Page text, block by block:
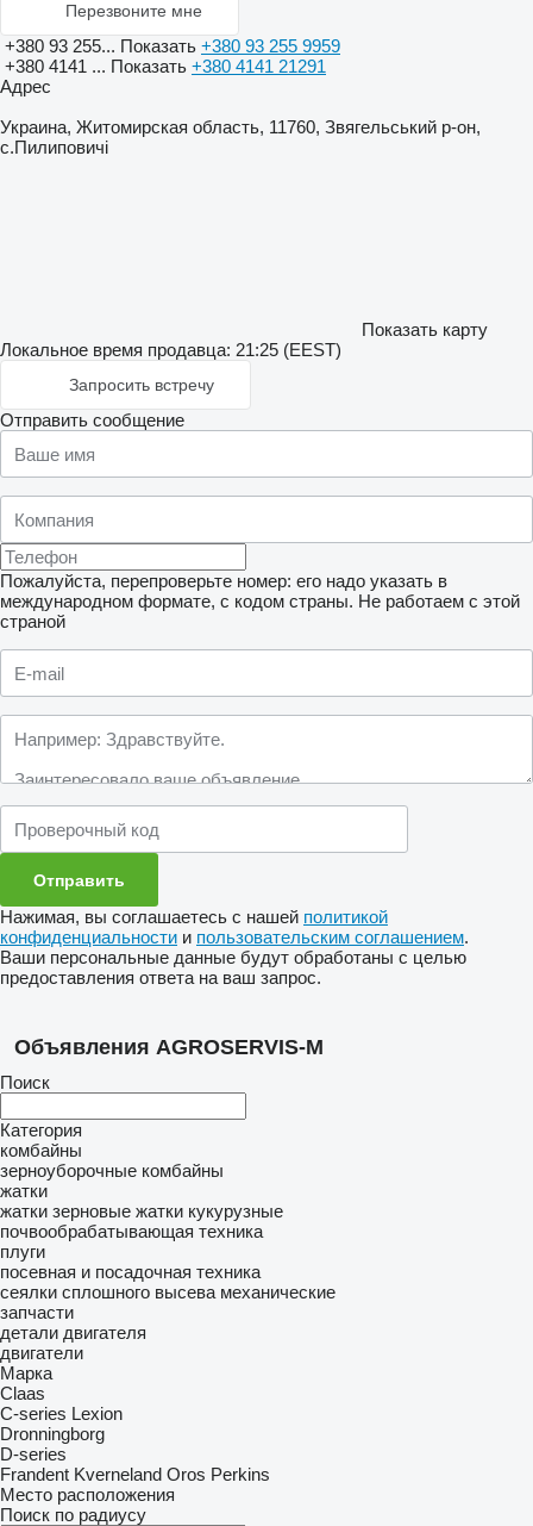
Перезвоните мне
+380 93 255... Показать +380 93 255 9959
+380 4141 ... Показать +380 4141 21291
Адрес
Украина, Житомирская область, 11760, Звягельський р-он,
с.Пилиповичі
Показать карту
Локальное время продавца: 21:25 (EEST)
Запросить встречу
Отправить сообщение
Пожалуйста, перепроверьте номер: его надо указать в
международном формате, с кодом страны. Не работаем с этой
страной
Нажимая, вы соглашаетесь с нашей политикой
конфиденциальности и пользовательским соглашением.
Ваши персональные данные будут обработаны с целью
предоставления ответа на ваш запрос.
Объявления AGROSERVIS-M
Поиск
Категория
комбайны
зерноуборочные комбайны
жатки
жатки зерновые жатки кукурузные
почвообрабатывающая техника
плуги
посевная и посадочная техника
сеялки сплошного высева механические
запчасти
детали двигателя
двигатели
Марка
Claas
C-series Lexion
Dronningborg
D-series
Frandent Kverneland Oros Perkins
Место расположения
Поиск по радиусу